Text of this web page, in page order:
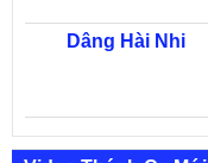
Dâng Hài Nhi